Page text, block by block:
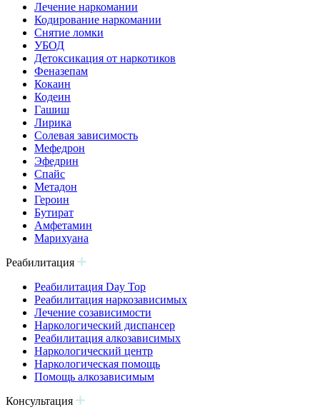
Лечение наркомании
Кодирование наркомании
Снятие ломки
УБОД
Детоксикация от наркотиков
Феназепам
Кокаин
Кодеин
Гашиш
Лирика
Солевая зависимость
Мефедрон
Эфедрин
Спайс
Метадон
Героин
Бутират
Амфетамин
Марихуана
Реабилитация
Реабилитация Day Top
Реабилитация наркозависимых
Лечение созависимости
Наркологический диспансер
Реабилитация алкозависимых
Наркологический центр
Наркологическая помощь
Помощь алкозависимым
Консультация